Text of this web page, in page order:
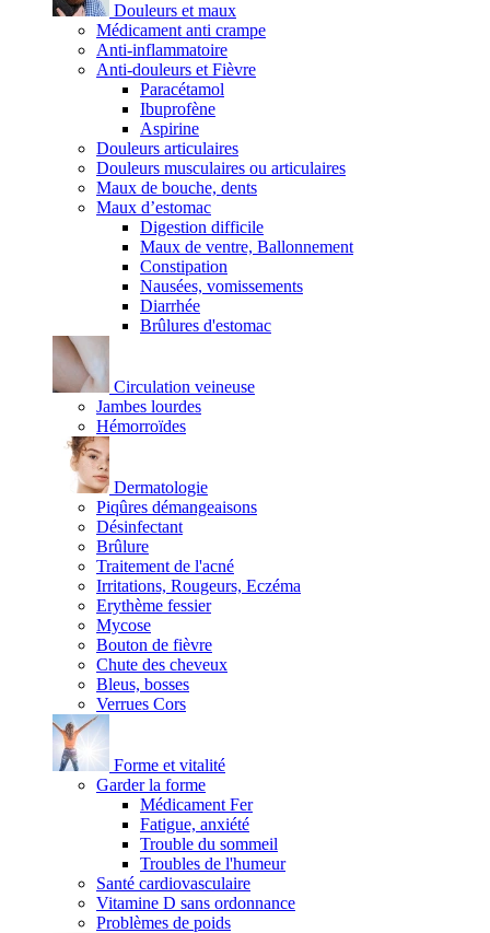
Douleurs et maux
Médicament anti crampe
Anti-inflammatoire
Anti-douleurs et Fièvre
Paracétamol
Ibuprofène
Aspirine
Douleurs articulaires
Douleurs musculaires ou articulaires
Maux de bouche, dents
Maux d’estomac
Digestion difficile
Maux de ventre, Ballonnement
Constipation
Nausées, vomissements
Diarrhée
Brûlures d'estomac
Circulation veineuse
Jambes lourdes
Hémorroïdes
Dermatologie
Piqûres démangeaisons
Désinfectant
Brûlure
Traitement de l'acné
Irritations, Rougeurs, Eczéma
Erythème fessier
Mycose
Bouton de fièvre
Chute des cheveux
Bleus, bosses
Verrues Cors
Forme et vitalité
Garder la forme
Médicament Fer
Fatigue, anxiété
Trouble du sommeil
Troubles de l'humeur
Santé cardiovasculaire
Vitamine D sans ordonnance
Problèmes de poids